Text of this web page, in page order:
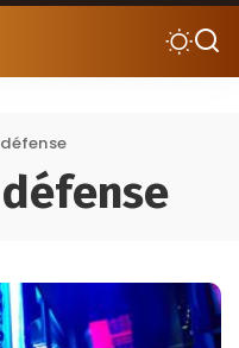
défense
défense